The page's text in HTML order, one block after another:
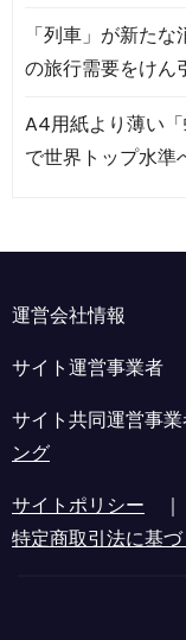
「列車」が新た
の旅行需要をけん
A4用紙より薄い
で世界トップ水準
運営会社情報
サイト運営事業者
サイト共同運営事
ング
サイトポリシー
特定商取引法に基